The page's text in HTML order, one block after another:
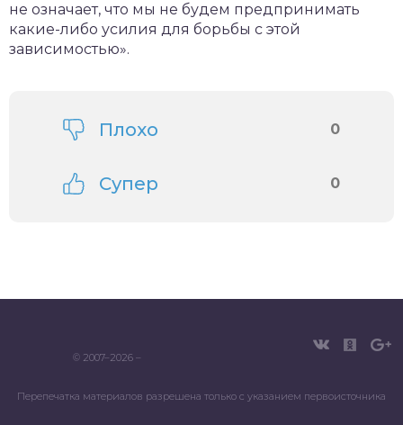
не означает, что мы не будем предпринимать
какие-либо усилия для борьбы с этой
зависимостью».
Плохо 0
Супер 0
© 2007–2026 –
Перепечатка материалов разрешена только с указанием первоисточника